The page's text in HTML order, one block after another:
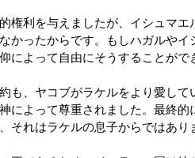
権利を与えましたが、イシュマ
かったからです。もしハガルや
によって自由にそうすることがで
も、ヤコブがラケルをより愛し
によって尊重されました。最終
それはラケルの息子からではあり